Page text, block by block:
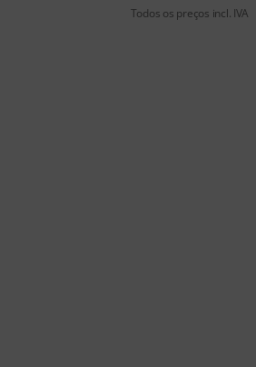
Todos os preços incl. IVA